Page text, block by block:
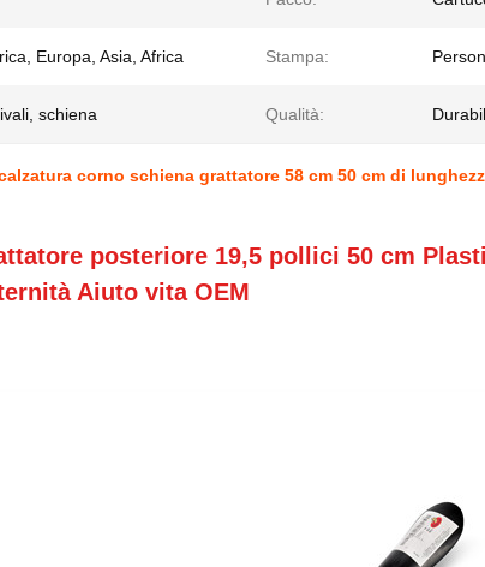
Europa, Asia, Africa Stampa:
schiena Qualità:
corno schiena grattatore 58 cm 50 cm di
posteriore 19,5 pollici 50 cm
Aiuto vita OEM